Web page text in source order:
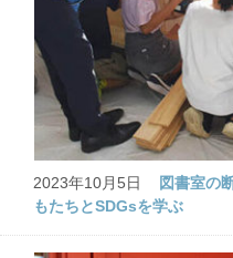
2023年10月5日
図書室の
もたちとSDGsを学ぶ